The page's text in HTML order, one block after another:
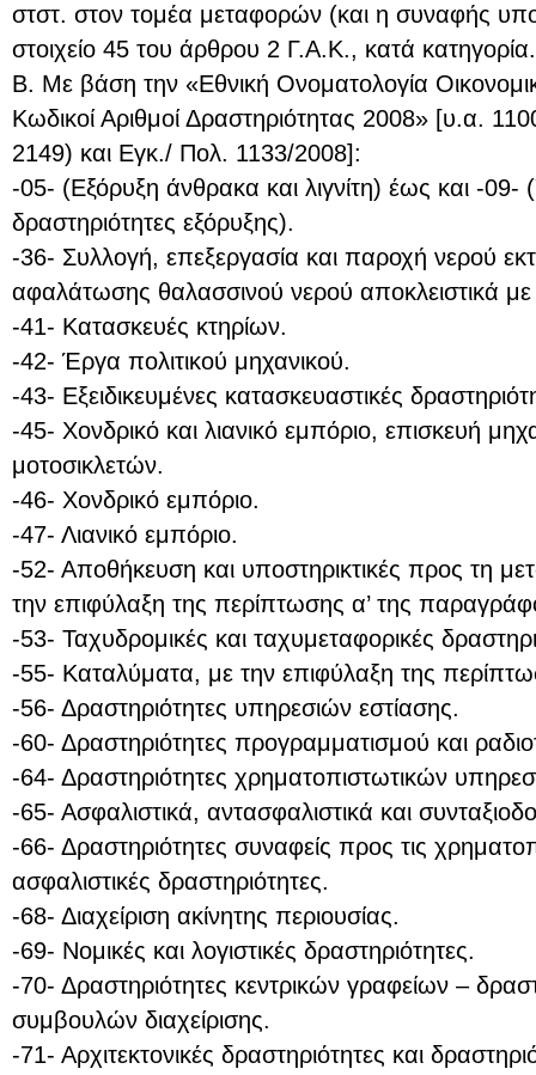
στστ. στον τομέα μεταφορών (και η συναφής
στοιχείο 45 του άρθρου 2 Γ.Α.Κ., κατά κατηγορία.
Β. Με βάση την «Εθνική Ονοματολογία
Κωδικοί Αριθμοί Δραστηριότητας 2008» [υ.α.
2149) και Εγκ./ Πολ. 1133/2008]:
-05- (Εξόρυξη άνθρακα και λιγνίτη) έως και -09-
δραστηριότητες εξόρυξης).
-36- Συλλογή, επεξεργασία και παροχή νερού
αφαλάτωσης θαλασσινού νερού αποκλειστικά
-41- Κατασκευές κτηρίων.
-42- Έργα πολιτικού μηχανικού.
-43- Εξειδικευμένες κατασκευαστικές
-45- Χονδρικό και λιανικό εμπόριο, επισκευή
μοτοσικλετών.
-46- Χονδρικό εμπόριο.
-47- Λιανικό εμπόριο.
-52- Αποθήκευση και υποστηρικτικές προς τη
την επιφύλαξη της περίπτωσης α’ της
-53- Ταχυδρομικές και ταχυμεταφορικές
-55- Καταλύματα, με την επιφύλαξη της
-56- Δραστηριότητες υπηρεσιών εστίασης.
-60- Δραστηριότητες προγραμματισμού και
-64- Δραστηριότητες χρηματοπιστωτικών
-65- Ασφαλιστικά, αντασφαλιστικά και
-66- Δραστηριότητες συναφείς προς τις
ασφαλιστικές δραστηριότητες.
-68- Διαχείριση ακίνητης περιουσίας.
-69- Νομικές και λογιστικές δραστηριότητες.
-70- Δραστηριότητες κεντρικών γραφείων –
συμβουλών διαχείρισης.
-71- Αρχιτεκτονικές δραστηριότητες και